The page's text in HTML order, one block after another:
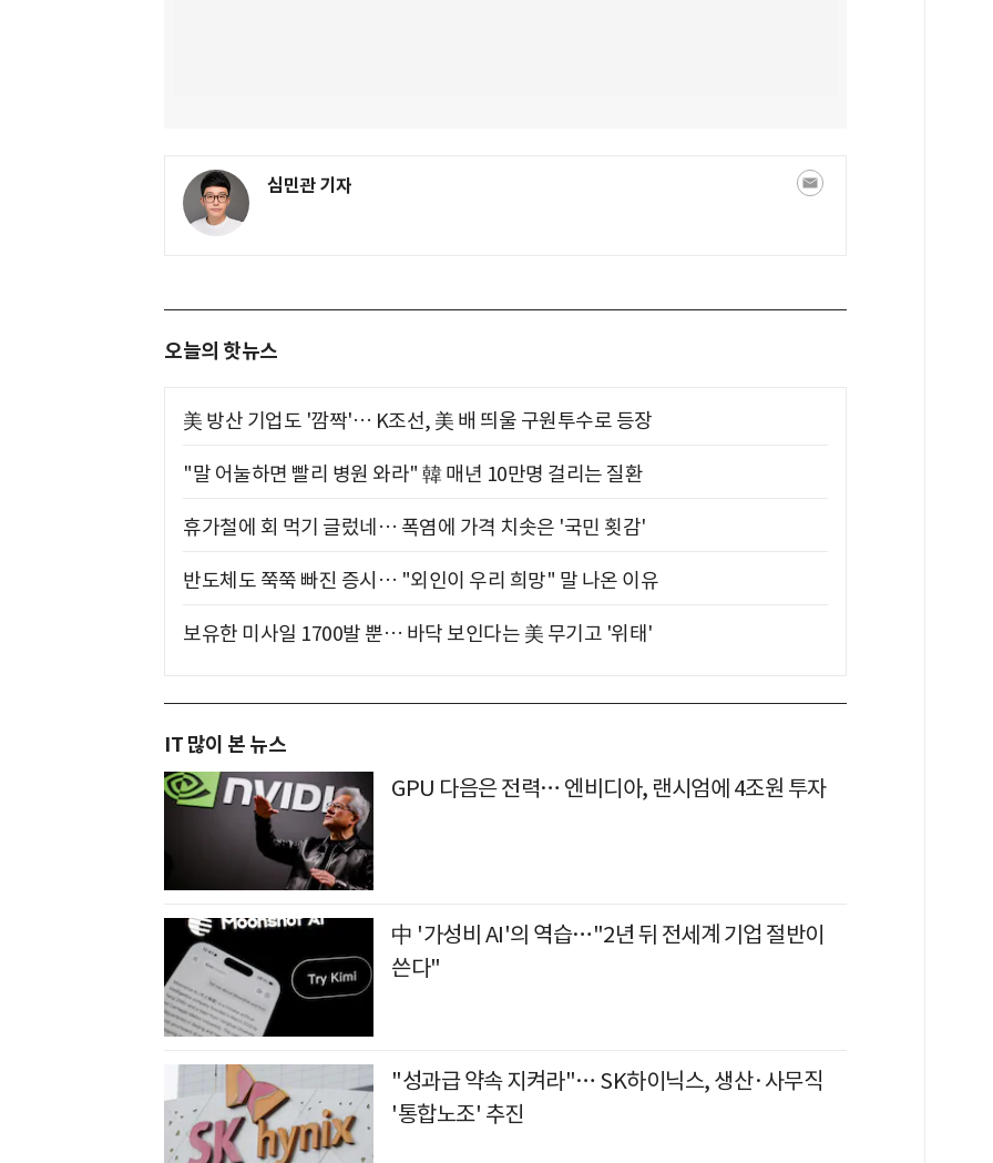
심민관 기자
오늘의 핫뉴스
美 방산 기업도 '깜짝'… K조선, 美 배 띄울 구원투수로 등장
"말 어눌하면 빨리 병원 와라" 韓 매년 10만명 걸리는 질환
휴가철에 회 먹기 글렀네… 폭염에 가격 치솟은 '국민 횟감'
반도체도 쭉쭉 빠진 증시… "외인이 우리 희망" 말 나온 이유
보유한 미사일 1700발 뿐… 바닥 보인다는 美 무기고 '위태'
IT 많이 본 뉴스
GPU 다음은 전력… 엔비디아, 랜시엄에 4조원 투자
中 '가성비 AI'의 역습…"2년 뒤 전세계 기업 절반이
쓴다"
"성과급 약속 지켜라"… SK하이닉스, 생산·사무직
'통합노조' 추진